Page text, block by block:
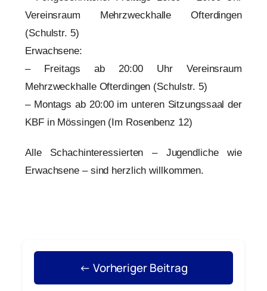
Vereinsraum Mehrzweckhalle Ofterdingen
(Schulstr. 5)
Erwachsene:
– Freitags ab 20:00 Uhr Vereinsraum
Mehrzweckhalle Ofterdingen (Schulstr. 5)
– Montags ab 20:00 im unteren Sitzungssaal der
KBF in Mössingen (Im Rosenbenz 12)
Alle Schachinteressierten – Jugendliche wie
Erwachsene – sind herzlich willkommen.
← Vorheriger Beitrag